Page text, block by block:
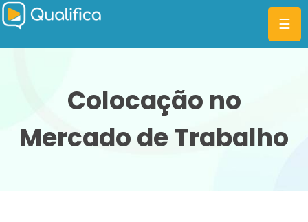
CATEGORIAS
☰
Colocação no
Mercado de Trabalho